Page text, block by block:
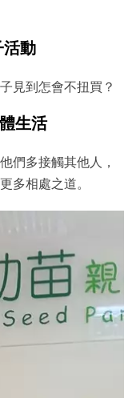
活動
見到怎會不扭買？
生活
們多接觸其他人，
多相處之道。